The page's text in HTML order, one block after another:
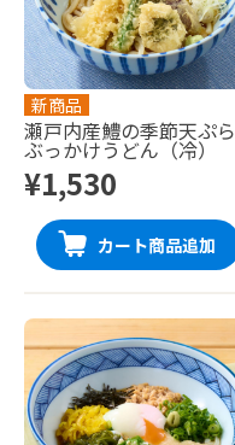
新商品
瀬戸内産鱧の季節天ぷら
ぶっかけうどん（冷）
¥1,530
カート商品追加